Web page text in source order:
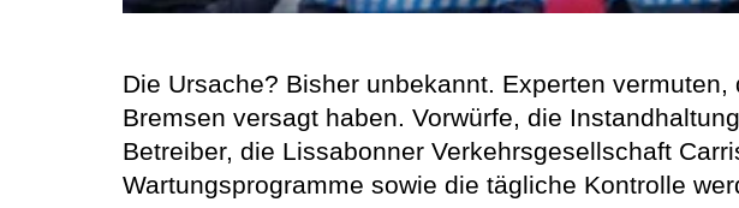
Die Ursache? Bisher unbekannt. Experten
Bremsen versagt haben. Vorwürfe, die
Betreiber, die Lissabonner Verkehrsgesellschaft
Wartungsprogramme sowie die tägliche Kontrolle